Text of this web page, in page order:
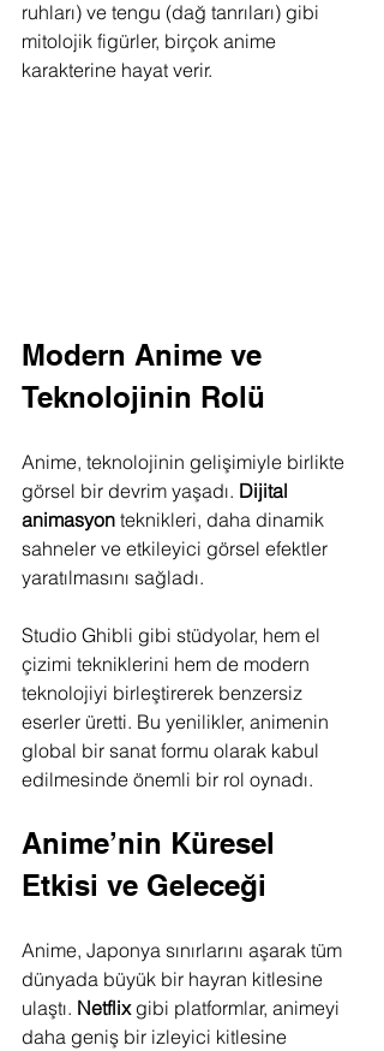
ruhları) ve tengu (dağ tanrıları) gibi
mitolojik figürler, birçok anime
karakterine hayat verir.
Modern Anime ve
Teknolojinin Rolü
Anime, teknolojinin gelişimiyle birlikte
görsel bir devrim yaşadı. Dijital
animasyon teknikleri, daha dinamik
sahneler ve etkileyici görsel efektler
yaratılmasını sağladı.
Studio Ghibli gibi stüdyolar, hem el
çizimi tekniklerini hem de modern
teknolojiyi birleştirerek benzersiz
eserler üretti. Bu yenilikler, animenin
global bir sanat formu olarak kabul
edilmesinde önemli bir rol oynadı.
Anime’nin Küresel
Etkisi ve Geleceği
Anime, Japonya sınırlarını aşarak tüm
dünyada büyük bir hayran kitlesine
ulaştı. Netflix gibi platformlar, animeyi
daha geniş bir izleyici kitlesine